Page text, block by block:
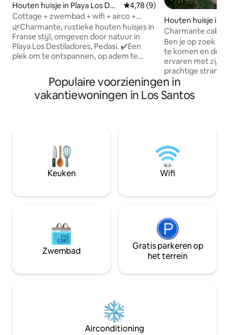
Houten huisje in Playa Los Des
tiladeros
Gemiddelde beoordeling van
4,78 (9)
Cottage + zwembad + wifi + airco +
strand @Playalosdestiladeros
🌿Charmante, rustieke houten huisjes in
Franse stijl, omgeven door natuur in
Playa Los Destiladores, Pedasí. ✔️Een
plek om te ontspannen, op adem te
natuurlijke omgeving, op slechts een
steenworp afstand van het strand. Het is
geen luxe; het is gemoedsrust en een
band met de essentiële dingen. Het
vriendengroep. 🏕️Perfect voor wie op
zoek is naar rust, natuur en een
authentieke ervaring op slechts enkele
stappen van de oceaan🌊. Boek nu, we
Houten huisje in
Charmante
Ben je op zoek
te komen en de
ervaren met zijn
prachtige
te zoeken. Genesteld tussen de bomen
en met uitzicht
zwembaaien in
dagen door met
oceaan of
activiteiten, zoals
wandelen, yoga,
Populaire voorzieningen in
vakantiewoningen in Los Santos
Keuken Wifi
Zwembad
Gratis parkeren op
het terrein
Airconditioning